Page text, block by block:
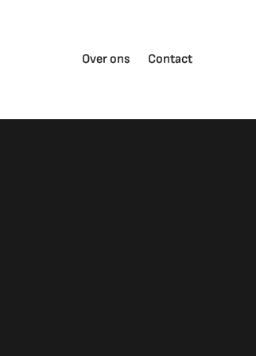
Over ons Contact